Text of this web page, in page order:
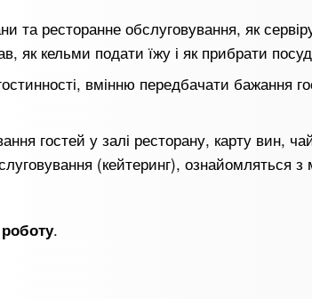
та ресторанне обслуговування, як
як кельми подати їжу і як прибрати
вмінню передбачати бажання
гостей у залі ресторану, карту вин,
(кейтеринг), ознайомляться
.